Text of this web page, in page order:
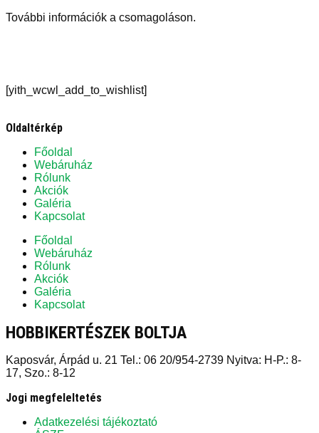
További információk a csomagoláson.
[yith_wcwl_add_to_wishlist]
Oldaltérkép
Főoldal
Webáruház
Rólunk
Akciók
Galéria
Kapcsolat
Főoldal
Webáruház
Rólunk
Akciók
Galéria
Kapcsolat
HOBBIKERTÉSZEK BOLTJA
Kaposvár, Árpád u. 21 Tel.: 06 20/954-2739 Nyitva: H-P.: 8-
17, Szo.: 8-12
Jogi megfeleltetés
Adatkezelési tájékoztató